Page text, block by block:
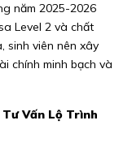
năm 2025-2026
Level 2 và chất
sinh viên nên xây
chính minh bạch và
Vấn Lộ Trình